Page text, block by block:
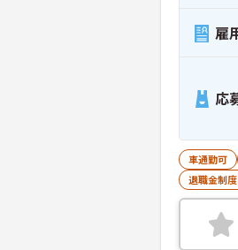
雇
応
車通勤可
退職金制